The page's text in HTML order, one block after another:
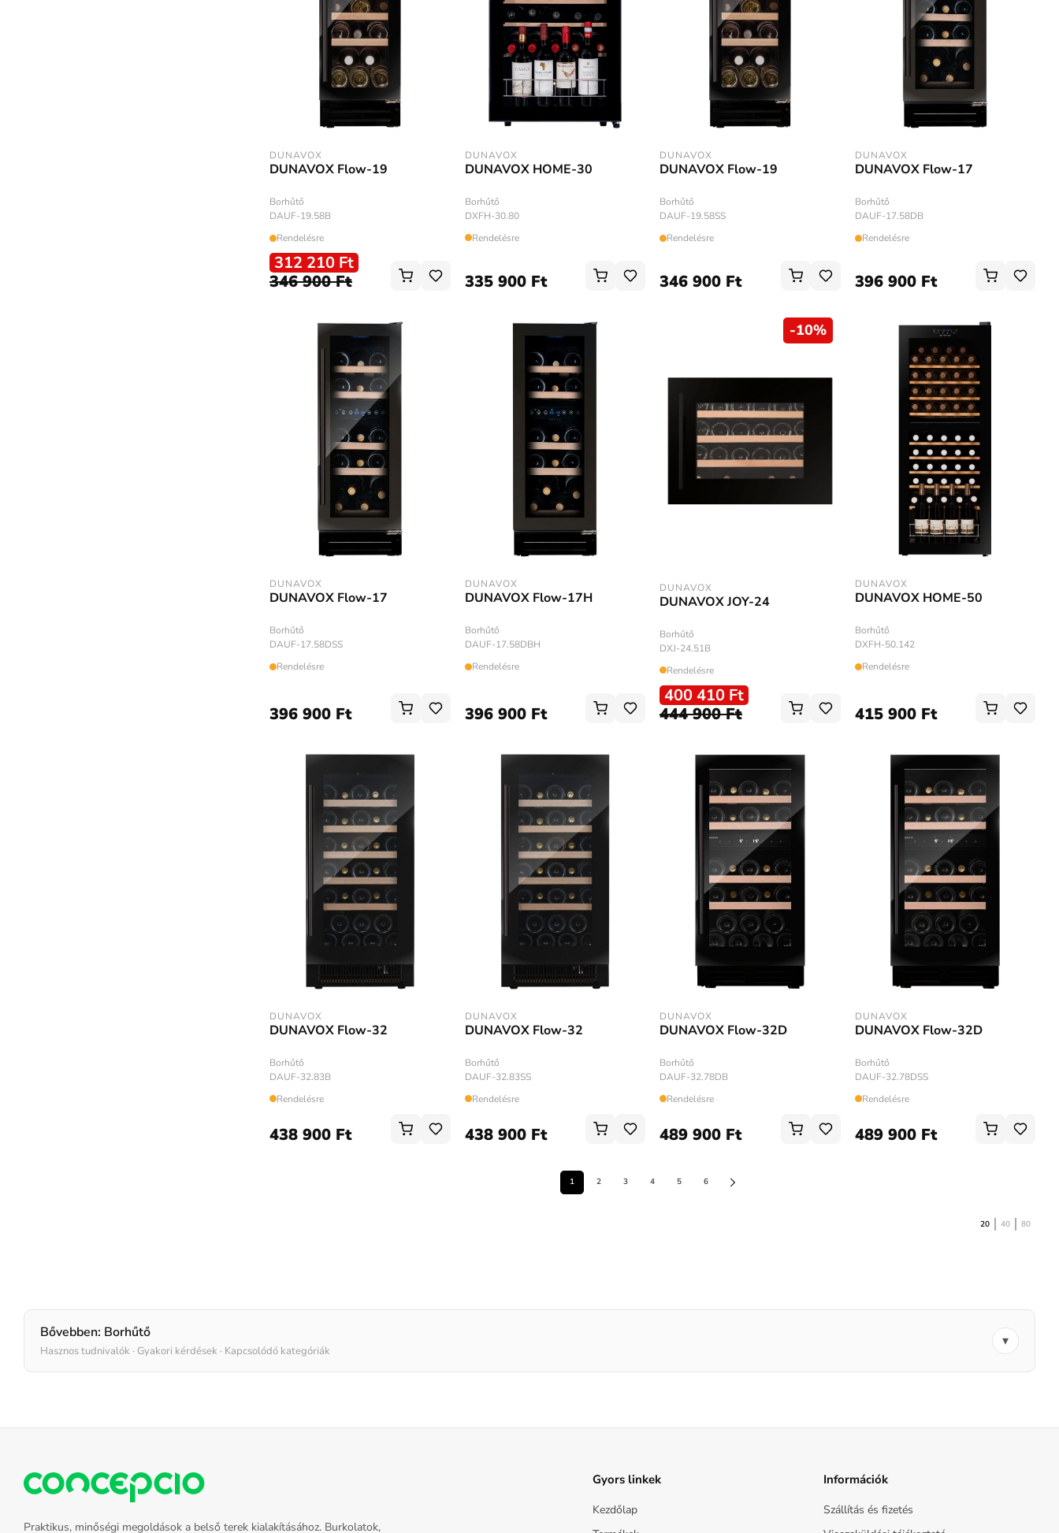
DUNAVOX
DUNAVOX Flow-19
Borhűtő
DAUF-19.58B
Rendelésre
312 210 Ft
346 900 Ft
DUNAVOX
DUNAVOX HOME-30
Borhűtő
DXFH-30.80
Rendelésre
335 900 Ft
DUNAVOX
DUNAVOX Flow-19
Borhűtő
DAUF-19.58SS
Rendelésre
346 900 Ft
DUNAVOX
DUNAVOX Flow-17
Borhűtő
DAUF-17.58DB
Rendelésre
396 900 Ft
DUNAVOX
DUNAVOX Flow-17
Borhűtő
DAUF-17.58DSS
Rendelésre
396 900 Ft
DUNAVOX
DUNAVOX Flow-17H
Borhűtő
DAUF-17.58DBH
Rendelésre
396 900 Ft
-10%
DUNAVOX
DUNAVOX JOY-24
Borhűtő
DXJ-24.51B
Rendelésre
400 410 Ft
444 900 Ft
DUNAVOX
DUNAVOX HOME-50
Borhűtő
DXFH-50.142
Rendelésre
415 900 Ft
DUNAVOX
DUNAVOX Flow-32
Borhűtő
DAUF-32.83B
Rendelésre
438 900 Ft
DUNAVOX
DUNAVOX Flow-32
Borhűtő
DAUF-32.83SS
Rendelésre
438 900 Ft
DUNAVOX
DUNAVOX Flow-32D
Borhűtő
DAUF-32.78DB
Rendelésre
489 900 Ft
DUNAVOX
DUNAVOX Flow-32D
Borhűtő
DAUF-32.78DSS
Rendelésre
489 900 Ft
1 2 3 4 5 6
20 40 80
Bővebben: Borhűtő
Hasznos tudnivalók · Gyakori kérdések · Kapcsolódó kategóriák
Praktikus, minőségi megoldások a belső terek kialakításához. Burkolatok,
Gyors linkek
Kezdőlap
Információk
Szállítás és fizetés